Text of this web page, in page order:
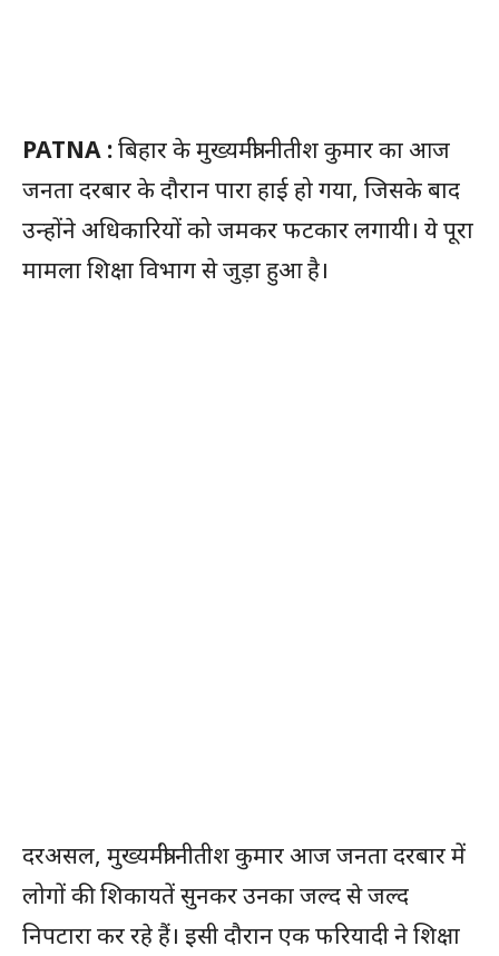
PATNA :बिहार के मुख्यमंत्री नीतीश कुमार का आज
जनता दरबार के दौरान पारा हाई हो गया, जिसके बाद
उन्होंने अधिकारियों को जमकर फटकार लगायी। ये पूरा
मामला शिक्षा विभाग से जुड़ा हुआ है।
दरअसल, मुख्यमंत्री नीतीश कुमार आज जनता दरबार में
लोगों की शिकायतें सुनकर उनका जल्द से जल्द
निपटारा कर रहे हैं। इसी दौरान एक फरियादी ने शिक्षा